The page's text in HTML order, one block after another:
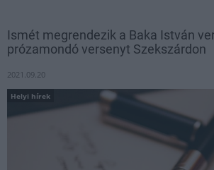
Ismét megrendezik a Baka István
prózamondó versenyt Szekszárdon
2021.09.20
Helyi hírek